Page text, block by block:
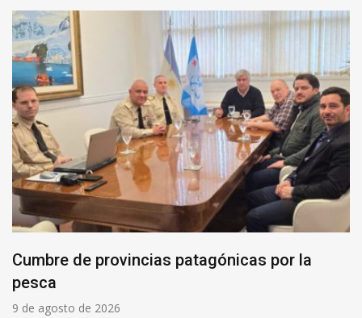
Cumbre de provincias patagónicas por la
pesca
9 de agosto de 2026